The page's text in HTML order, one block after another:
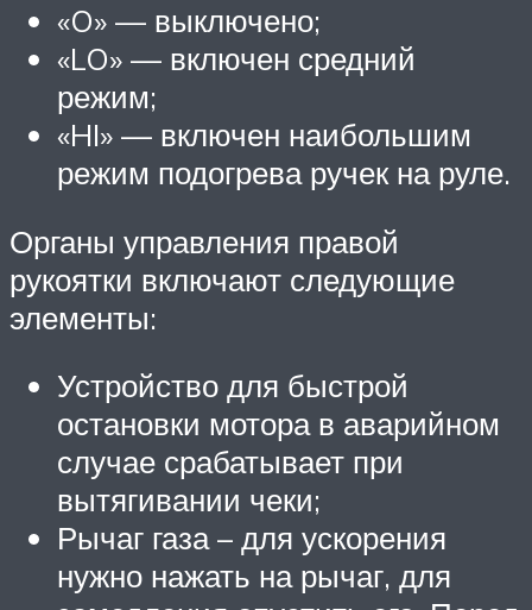
«O» — выключено;
«LO» — включен средний
режим;
«HI» — включен наибольшим
режим подогрева ручек на руле.
Органы управления правой
рукоятки включают следующие
элементы:
Устройство для быстрой
остановки мотора в аварийном
случае срабатывает при
вытягивании чеки;
Рычаг газа – для ускорения
нужно нажать на рычаг, для